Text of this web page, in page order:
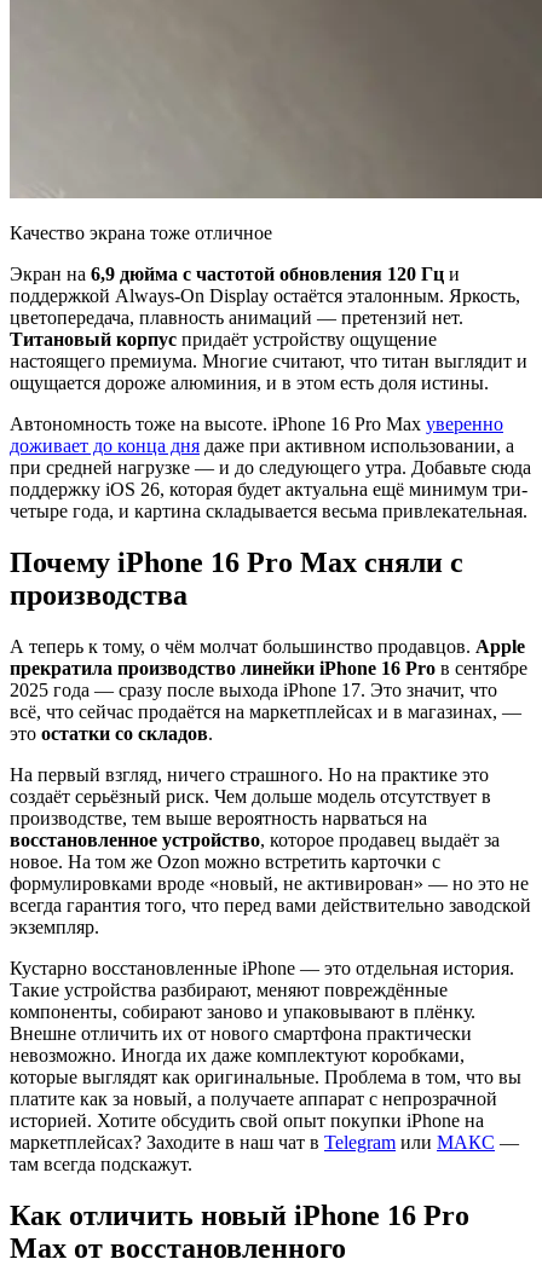
Качество экрана тоже отличное
Экран на 6,9 дюйма с частотой обновления 120 Гц и
поддержкой Always-On Display остаётся эталонным. Яркость,
цветопередача, плавность анимаций — претензий нет.
Титановый корпус придаёт устройству ощущение
настоящего премиума. Многие считают, что титан выглядит и
ощущается дороже алюминия, и в этом есть доля истины.
Автономность тоже на высоте. iPhone 16 Pro Max уверенно
доживает до конца дня даже при активном использовании, а
при средней нагрузке — и до следующего утра. Добавьте сюда
поддержку iOS 26, которая будет актуальна ещё минимум три-
четыре года, и картина складывается весьма привлекательная.
Почему iPhone 16 Pro Max сняли с
производства
А теперь к тому, о чём молчат большинство продавцов. Apple
прекратила производство линейки iPhone 16 Pro в сентябре
2025 года — сразу после выхода iPhone 17. Это значит, что
всё, что сейчас продаётся на маркетплейсах и в магазинах, —
это остатки со складов.
На первый взгляд, ничего страшного. Но на практике это
создаёт серьёзный риск. Чем дольше модель отсутствует в
производстве, тем выше вероятность нарваться на
восстановленное устройство, которое продавец выдаёт за
новое. На том же Ozon можно встретить карточки с
формулировками вроде «новый, не активирован» — но это не
всегда гарантия того, что перед вами действительно заводской
экземпляр.
Кустарно восстановленные iPhone — это отдельная история.
Такие устройства разбирают, меняют повреждённые
компоненты, собирают заново и упаковывают в плёнку.
Внешне отличить их от нового смартфона практически
невозможно. Иногда их даже комплектуют коробками,
которые выглядят как оригинальные. Проблема в том, что вы
платите как за новый, а получаете аппарат с непрозрачной
историей. Хотите обсудить свой опыт покупки iPhone на
маркетплейсах? Заходите в наш чат в Telegram или МАКС —
там всегда подскажут.
Как отличить новый iPhone 16 Pro
Max от восстановленного